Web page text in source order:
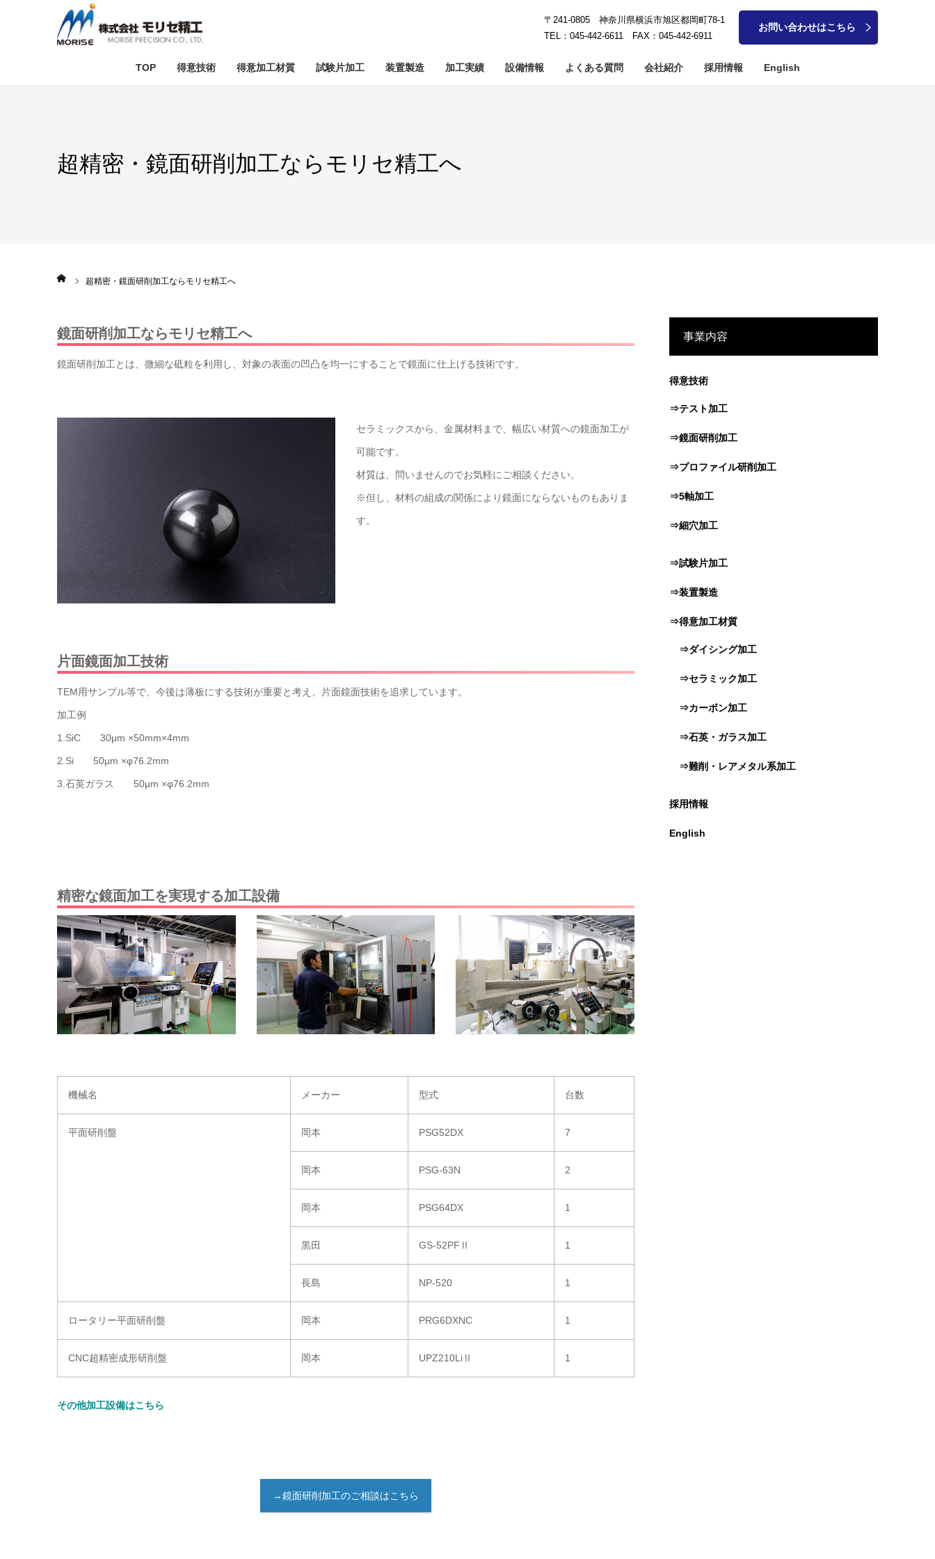
〒241-0805 神奈川県横浜市旭区都岡町78-1
TEL：045-442-6611 FAX：045-442-6911
お問い合わせはこちら
TOP 得意技術 得意加工材質 試験片加工 装置製造 加工実績 設備情報 よくある質問 会社紹介 採用情報 English
超精密・鏡面研削加工ならモリセ精工へ
超精密・鏡面研削加工ならモリセ精工へ
鏡面研削加工ならモリセ精工へ
鏡面研削加工とは、微細な砥粒を利用し、対象の表面の凹凸を均一にすることで鏡面に仕上げる技術です。
セラミックスから、金属材料まで、幅広い材質への鏡面加工が
可能です。
材質は、問いませんのでお気軽にご相談ください。
※但し、材料の組成の関係により鏡面にならないものもありま
す。
片面鏡面加工技術
TEM用サンプル等で、今後は薄板にする技術が重要と考え、片面鏡面技術を追求しています。
加工例
1.SiC 30μm ×50mm×4mm
2.Si 50μm ×φ76.2mm
3.石英ガラス 50μm ×φ76.2mm
精密な鏡面加工を実現する加工設備
機械名 メーカー 型式 台数
平面研削盤 岡本 PSG52DX 7
岡本 PSG-63N 2
岡本 PSG64DX 1
黒田 GS-52PFⅡ 1
長島 NP-520 1
ロータリー平面研削盤 岡本 PRG6DXNC 1
CNC超精密成形研削盤 岡本 UPZ210LiⅡ 1
その他加工設備はこちら
→鏡面研削加工のご相談はこちら
事業内容
得意技術
⇒テスト加工
⇒鏡面研削加工
⇒プロファイル研削加工
⇒5軸加工
⇒細穴加工
⇒試験片加工
⇒装置製造
⇒得意加工材質
⇒ダイシング加工
⇒セラミック加工
⇒カーボン加工
⇒石英・ガラス加工
⇒難削・レアメタル系加工
採用情報
English